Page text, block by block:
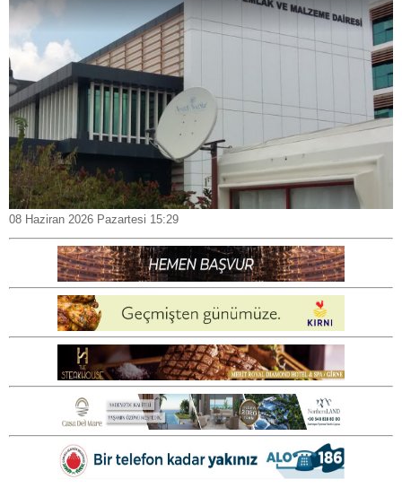
08 Haziran 2026 Pazartesi 15:29